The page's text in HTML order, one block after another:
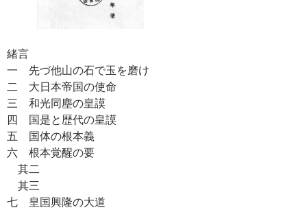
緒言
一 先づ他山の石で玉を磨け
二 大日本帝国の使命
三 和光同塵の皇謨
四 国是と歴代の皇謨
五 国体の根本義
六 根本覚醒の要
其二
其三
七 皇国興隆の大道